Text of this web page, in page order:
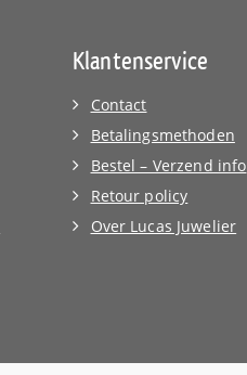
Klantenservice
Contact
Betalingsmethoden
Bestel – Verzend info
Retour policy
Over Lucas Juwelier